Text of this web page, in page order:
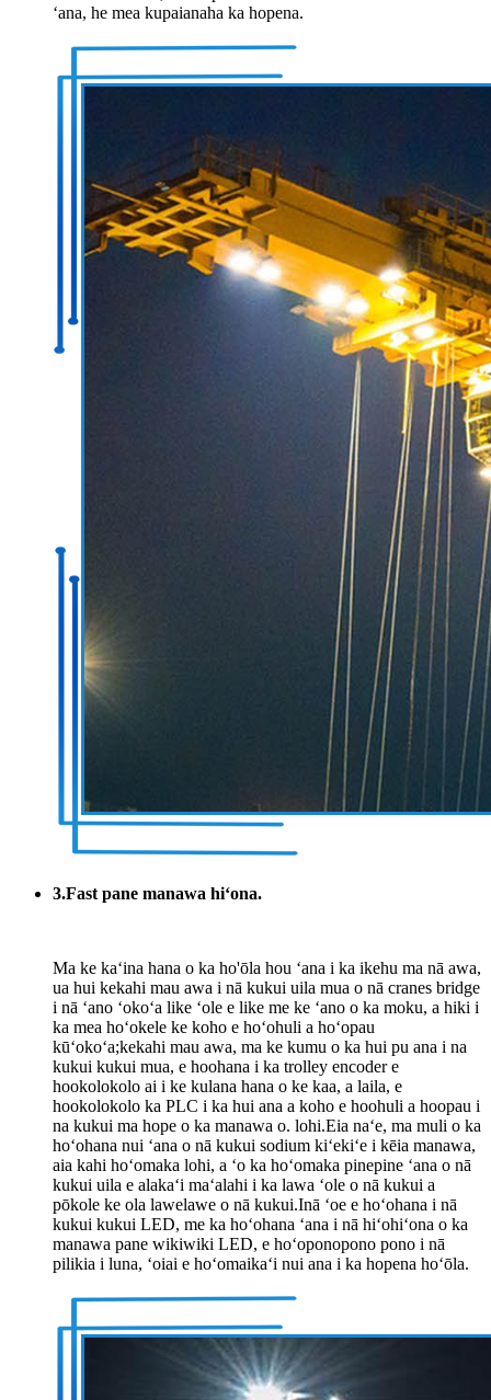
ʻana, he mea kupaianaha ka hopena.
3.Fast pane manawa hiʻona.
Ma ke kaʻina hana o ka ho'ōla hou ʻana i ka ikehu ma nā awa,
ua hui kekahi mau awa i nā kukui uila mua o nā cranes bridge
i nā ʻano ʻokoʻa like ʻole e like me ke ʻano o ka moku, a hiki i
ka mea hoʻokele ke koho e hoʻohuli a hoʻopau
kūʻokoʻa;kekahi mau awa, ma ke kumu o ka hui pu ana i na
kukui kukui mua, e hoohana i ka trolley encoder e
hookolokolo ai i ke kulana hana o ke kaa, a laila, e
hookolokolo ka PLC i ka hui ana a koho e hoohuli a hoopau i
na kukui ma hope o ka manawa o. lohi.Eia naʻe, ma muli o ka
hoʻohana nui ʻana o nā kukui sodium kiʻekiʻe i kēia manawa,
aia kahi hoʻomaka lohi, a ʻo ka hoʻomaka pinepine ʻana o nā
kukui uila e alakaʻi maʻalahi i ka lawa ʻole o nā kukui a
pōkole ke ola lawelawe o nā kukui.Inā ʻoe e hoʻohana i nā
kukui kukui LED, me ka hoʻohana ʻana i nā hiʻohiʻona o ka
manawa pane wikiwiki LED, e hoʻoponopono pono i nā
pilikia i luna, ʻoiai e hoʻomaikaʻi nui ana i ka hopena hoʻōla.